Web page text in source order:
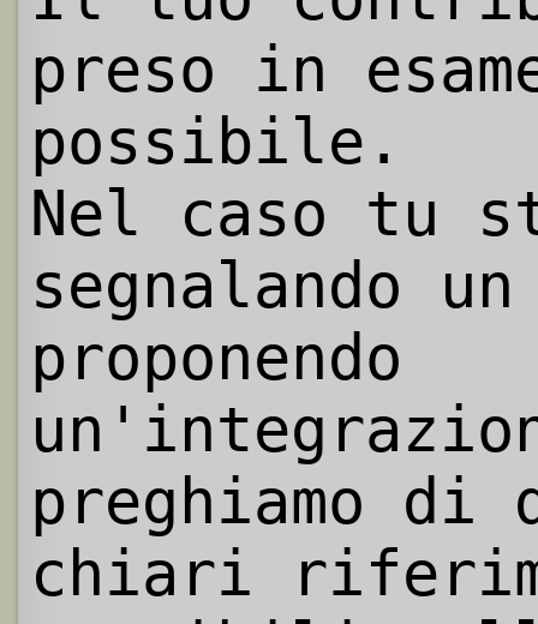
preso in
possibile.
Nel caso tu
segnalando
proponendo
preghiamo
chiari